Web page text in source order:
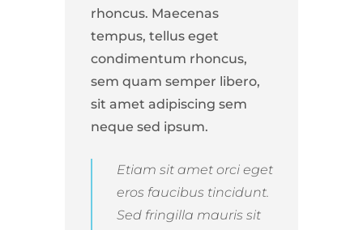
rhoncus. Maecenas
tempus, tellus eget
condimentum rhoncus,
sem quam semper libero,
sit amet adipiscing sem
neque sed ipsum.
Etiam sit amet orci eget
eros faucibus tincidunt.
Sed fringilla mauris sit